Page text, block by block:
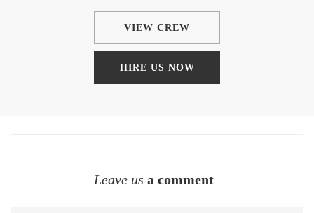
VIEW CREW
HIRE US NOW
Leave us a comment